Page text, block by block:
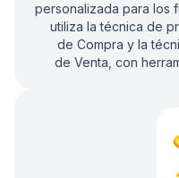
personalizada para los
utiliza la técnica de
de Compra y la
de Venta, con